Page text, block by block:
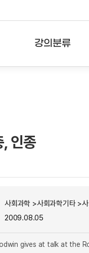
강의분류
, 인종
사회과학 >사회과학기타 >
2009.08.05
gives at talk at the